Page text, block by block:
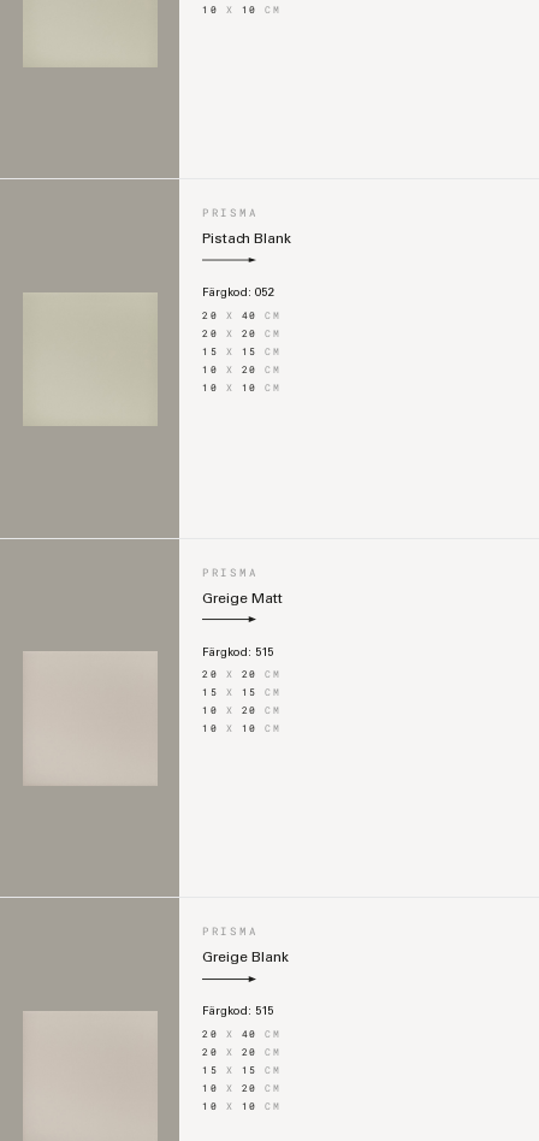
10 X 10CM
PRISMA
Pistach Blank
Färgkod: 052
20 X 40CM
20 X 20CM
15 X 15CM
10 X 20CM
10 X 10CM
PRISMA
Greige Matt
Färgkod: 515
20 X 20CM
15 X 15CM
10 X 20CM
10 X 10CM
PRISMA
Greige Blank
Färgkod: 515
20 X 40CM
20 X 20CM
15 X 15CM
10 X 20CM
10 X 10CM